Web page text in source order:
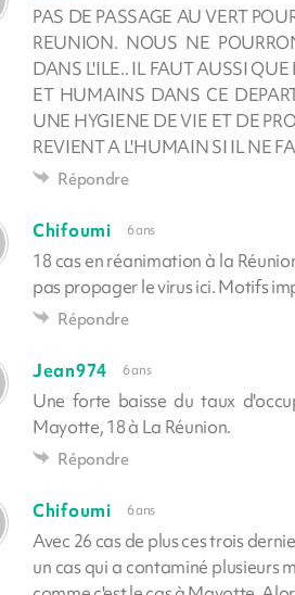
PAS DE PASSAGE AU VERT
REUNION. NOUS NE
DANS L'ILE.. IL FAUT AUSSI
ET HUMAINS DANS CE
UNE HYGIENE DE VIE ET DE
REVIENT A L'HUMAIN SI IL NE
Répondre
Chifoumi 6 ans
18 cas en réanimation à la
pas propager le virus ici. Motifs
Répondre
Jean974 6 ans
Une forte baisse du taux
Mayotte, 18 à La Réunion.
Répondre
Chifoumi 6 ans
Avec 26 cas de plus ces trois
un cas qui a contaminé plusieurs